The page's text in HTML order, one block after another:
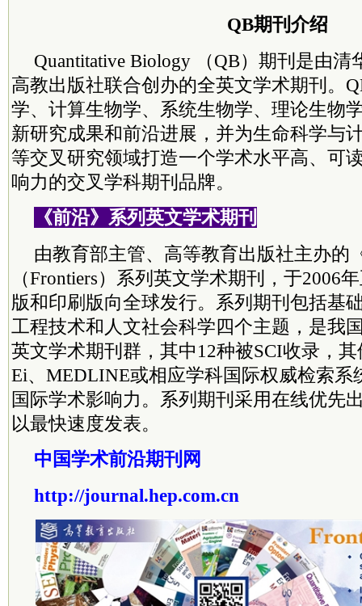
QB期刊介绍
Quantitative Biology （QB）期刊是由
高教出版社联合创办的全英文学术期刊。
学、计算生物学、系统生物学、理论生物
新研究成果和前沿进展，并为生命科学与
等交叉研究领域打造一个学术水平高、可
响力的交叉学科期刊品牌。
《前沿》系列英文学术期刊
由教育部主管、高等教育出版社主办的
（Frontiers）系列英文学术期刊，于2006
版和印刷版向全球发行。系列期刊包括基
工程技术和人文社会科学四个主题，是我
英文学术期刊群，其中12种被SCI收录，
Ei、MEDLINE或相应学科国际权威检索系
国际学术影响力。系列期刊采用在线优先
以最快速度发表。
中国学术前沿期刊网
http://journal.hep.com.cn